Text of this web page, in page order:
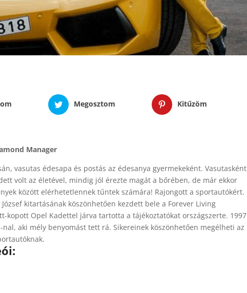
Megosztom Kitűzöm
Manager
vasutas édesapa és postás az édesanya gyermekeként. Vasutasként
volt az életével, mindig jól érezte magát a bőrében, de már ekkor
között elérhetetlennek tűntek számára! Rajongott a sportautókért.
kitartásának köszönhetően kezdett bele a Forever Living
kopott Opel Kadettel járva tartotta a tájékoztatókat országszerte. 1997
aki mély benyomást tett rá. Sikereinek köszönhetően megélheti az